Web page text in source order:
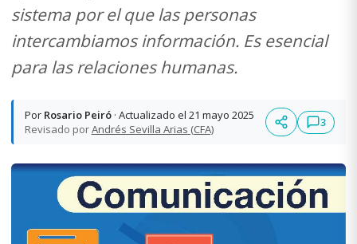
sistema por el que las personas
intercambiamos información. Es esencial
para las relaciones humanas.
Por Rosario Peiró· Actualizado el 21 mayo 2025
Revisado porAndrés Sevilla Arias (CFA)
3